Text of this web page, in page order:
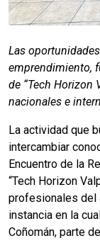
Las
emprendimiento,
de “Tech Horizon
nacionales e
La actividad que
intercambiar
Encuentro de la
“Tech Horizon
profesionales del
instancia en la
Coñomán, parte